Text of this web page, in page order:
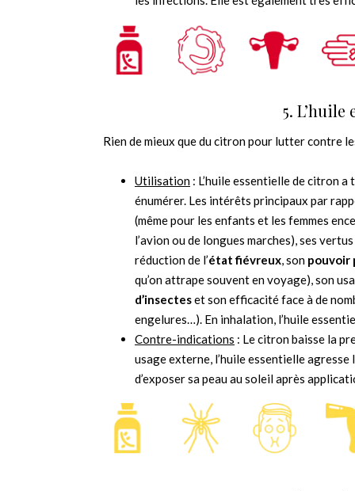
5.
Rien de mieux que du citron pour lutter contre
Utilisation : L’huile essentielle de citron
énumérer. Les intérêts principaux par
(même pour les enfants et les femmes
l’avion ou de longues marches), ses vertus
réduction de l’étatfiévreux, son pouvoir
qu’on attrape souvent en voyage), son
d’insecteset son efficacité face à de
engelures…). En inhalation, l’huile
Contre-indications : Le citron baisse la
usage externe, l’huile essentielle
d’exposer sa peau au soleil après